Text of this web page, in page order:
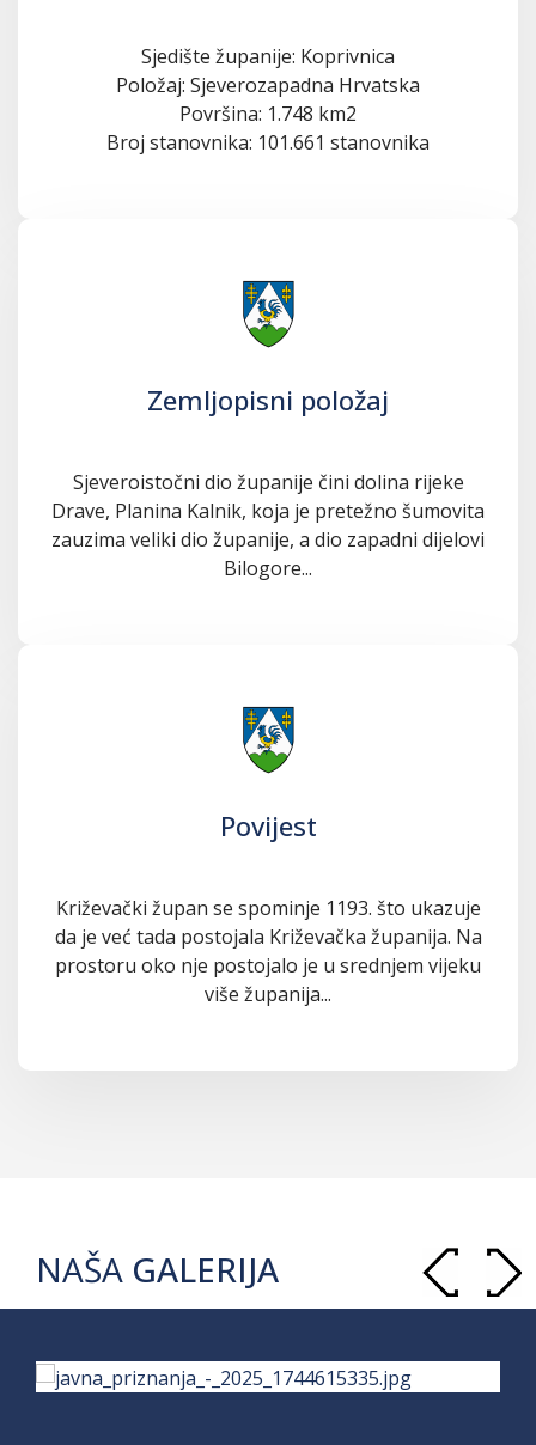
Sjedište županije: Koprivnica
Položaj: Sjeverozapadna Hrvatska
Površina: 1.748 km2
Broj stanovnika: 101.661 stanovnika
Zemljopisni položaj
Sjeveroistočni dio županije čini dolina rijeke
Drave, Planina Kalnik, koja je pretežno šumovita
zauzima veliki dio županije, a dio zapadni dijelovi
Bilogore...
Povijest
Križevački župan se spominje 1193. što ukazuje
da je već tada postojala Križevačka županija. Na
prostoru oko nje postojalo je u srednjem vijeku
više županija...
NAŠA GALERIJA